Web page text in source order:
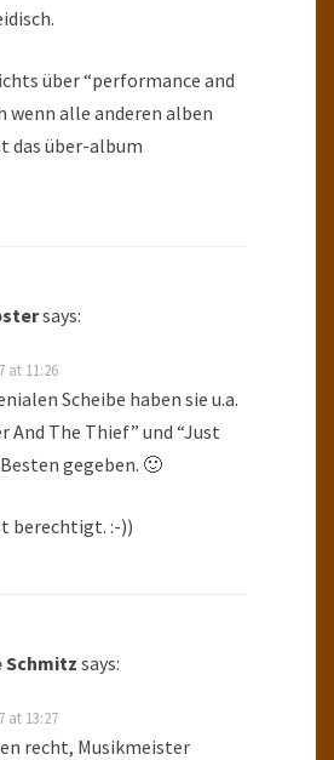
über “performance and
wenn alle anderen alben
das über-album
says:
at 11:26
Scheibe haben sie u.a.
And The Thief” und “Just
gegeben. 🙂
berechtigt. :-))
says:
at 13:27
recht, Musikmeister